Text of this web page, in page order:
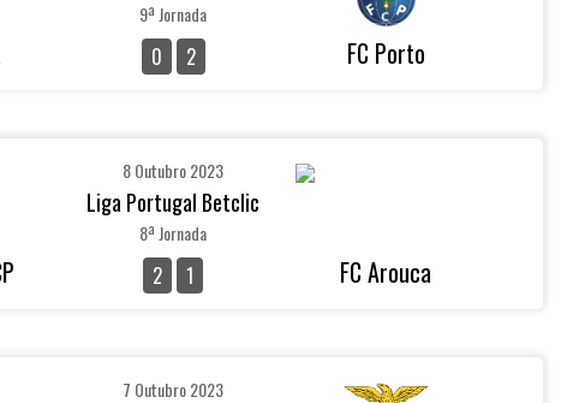
9ª Jornada
0 2 FC Porto
8 Outubro 2023
Liga Portugal Betclic
8ª Jornada
2 1 FC Arouca
7 Outubro 2023